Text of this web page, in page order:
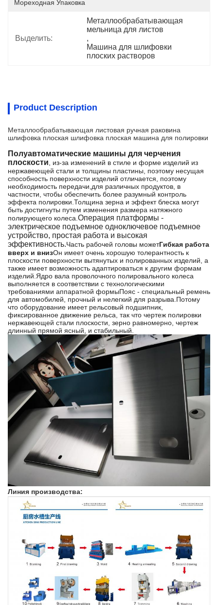
Мореходная Упаковка
Выделить:
Металлообрабатывающая
мельница для листов
,
Машина для шлифовки
плоских растворов
Product Description
Металлообрабатывающая листовая ручная раковина
шлифовка плоская шлифовка плоская машина для полировки
Полуавтоматические машины для черчения
плоскости , из-за изменений в стиле и форме изделий из
нержавеющей стали и толщины пластины, поэтому несущая
способность поверхности изделий отличается, поэтому
необходимость передачи,для различных продуктов, в
частности, чтобы обеспечить более разумный контроль
эффекта полировки.Толщина зерна и эффект блеска могут
быть достигнуты путем изменения размера натяжного
полирующего колеса. Операция платформы -
электрическое подъемное одноключевое подъемное
устройство, простая работа и высокая
эффективность.Часть рабочей головы можетГибкая работа
вверх и внизОн имеет очень хорошую толерантность к
плоскости поверхности вытянутых и полированных изделий, а
также имеет возможность адаптироваться к другим формам
изделий.Ядро вала проволочного полировального колеса
выполняется в соответствии с технологическими
требованиями аппаратной формыПояс - специальный ремень
для автомобилей, прочный и нелегкий для разрыва.Потому
что оборудование имеет рельсовый подшипник,
фиксированное движение рельса, так что чертеж полировки
нержавеющей стали плоскости, зерно равномерно, чертеж
длинный прямой ясный, и стабильный.
Линия производства: